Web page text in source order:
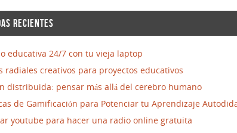
RECIENTES
educativa 24/7 con tu vieja laptop
radiales creativos para proyectos educativos
distribuida: pensar más allá del cerebro humano
de Gamificación para Potenciar tu Aprendizaje
youtube para hacer una radio online gratuita